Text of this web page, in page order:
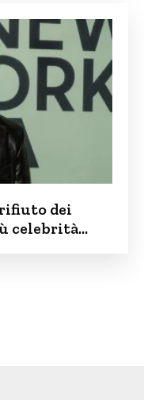
dei
celebrità